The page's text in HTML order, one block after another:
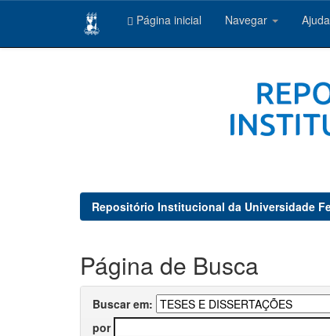
Página inicial Navegar Ajuda
Repositório Institucional da Universidade
Página de Busca
Buscar em:
por